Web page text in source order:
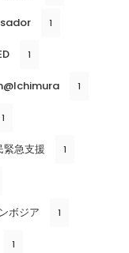
1
1
1
1
緊急支援 1
ボジア 1
1